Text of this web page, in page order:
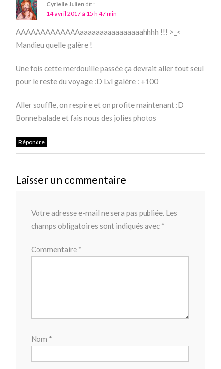
Cyrielle Julien dit :
14 avril 2017 à 15 h 47 min
AAAAAAAAAAAAAaaaaaaaaaaaaaaaahhhh !!! >_<
Mandieu quelle galère !
Une fois cette merdouille passée ça devrait aller tout seul
pour le reste du voyage :D Lvl galère : +100
Aller souffle, on respire et on profite maintenant :D
Bonne balade et fais nous des jolies photos
Répondre
Laisser un commentaire
Votre adresse e-mail ne sera pas publiée. Les
champs obligatoires sont indiqués avec *
Commentaire *
Nom *